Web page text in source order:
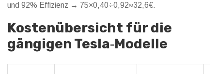
und 92% Effizienz → 75×0,40÷0,92≈32,6€.
Kostenübersicht für die
gängigen Tesla‑Modelle